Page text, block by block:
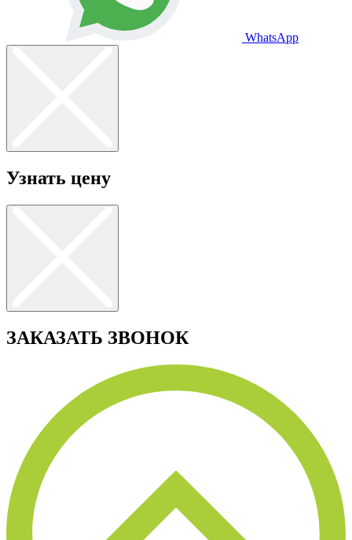
WhatsApp
Узнать цену
ЗАКАЗАТЬ ЗВОНОК